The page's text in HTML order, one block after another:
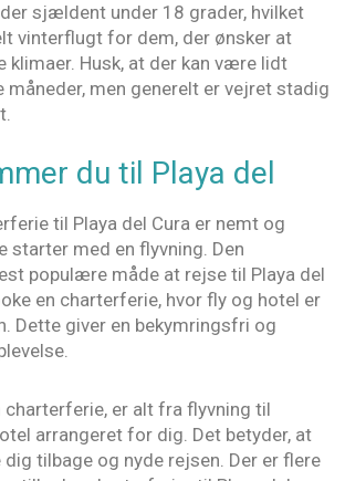
sjældent under 18 grader, hvilket
vinterflugt for dem, der ønsker at
klimaer. Husk, at der kan være lidt
måneder, men generelt er vejret stadig
du til Playa del
til Playa del Cura er nemt og
starter med en flyvning. Den
populære måde at rejse til Playa del
en charterferie, hvor fly og hotel er
Dette giver en bekymringsfri og
er alt fra flyvning til
arrangeret for dig. Det betyder, at
tilbage og nyde rejsen. Der er flere